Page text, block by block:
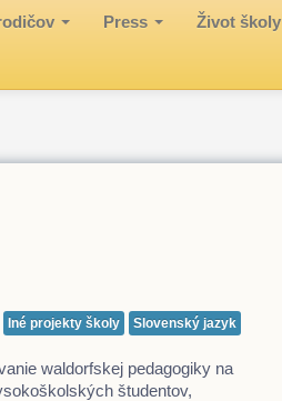
Press Život školy
Iné projekty školy Slovenský jazyk
waldorfskej pedagogiky na
študentov,